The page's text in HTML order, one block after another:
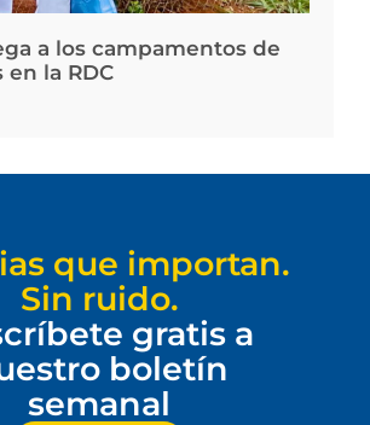
a los campamentos de
la RDC
que importan.
Sin ruido.
gratis a
boletín
semanal